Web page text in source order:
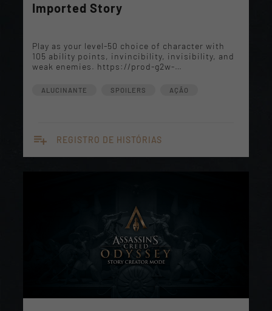
Imported Story
Play as your level-50 choice of character with
105 ability points, invincibility, invisibility, and
weak enemies. https://prod-g2w-
ALUCINANTE SPOILERS AÇÃO
playlist_add REGISTRO DE HISTÓRIAS